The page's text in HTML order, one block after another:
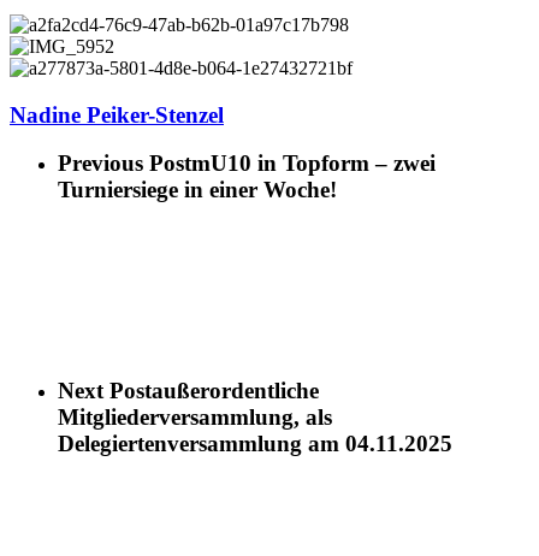
Nadine Peiker-Stenzel
Previous PostmU10 in Topform – zwei
Turniersiege in einer Woche!
Next Postaußerordentliche
Mitgliederversammlung, als
Delegiertenversammlung am 04.11.2025